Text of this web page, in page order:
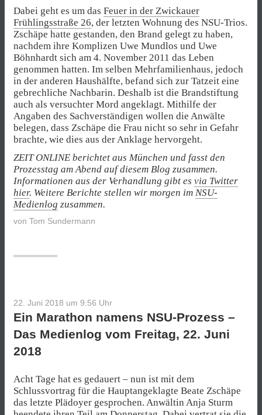
Dabei geht es um das Feuer in der Zwickauer
Frühlingsstraße 26, der letzten Wohnung des NSU-Trios.
Zschäpe hatte gestanden, den Brand gelegt zu haben,
nachdem ihre Komplizen Uwe Mundlos und Uwe
Böhnhardt sich am 4. November 2011 das Leben
genommen hatten. Im selben Mehrfamilienhaus, jedoch
in der anderen Haushälfte, befand sich zur Tatzeit eine
gebrechliche Nachbarin. Deshalb ist die Brandstiftung
auch als versuchter Mord angeklagt. Mithilfe der
Angaben des Sachverständigen wollen die Anwälte
belegen, dass Zschäpe die Frau nicht so sehr in Gefahr
brachte, wie dies aus der Anklage hervorgeht.
ZEIT ONLINE berichtet aus München und fasst den
Prozesstag am Abend auf diesem Blog zusammen.
Informationen aus der Verhandlung gibt es via Twitter
hier. Weitere Berichte stellen wir morgen im NSU-
Medienlog zusammen.
von Tom Sundermann
22. Juni 2018 um 9:56 Uhr
Ein Marathon namens NSU-Prozess –
Das Medienlog vom Freitag, 22. Juni
2018
Acht Tage hat es gedauert – nun ist mit dem
Schlussvortrag für die Hauptangeklagte Beate Zschäpe
das letzte Plädoyer gesprochen. Anwältin Anja Sturm